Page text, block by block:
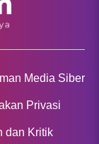
Media Siber
Privasi
dan Kritik